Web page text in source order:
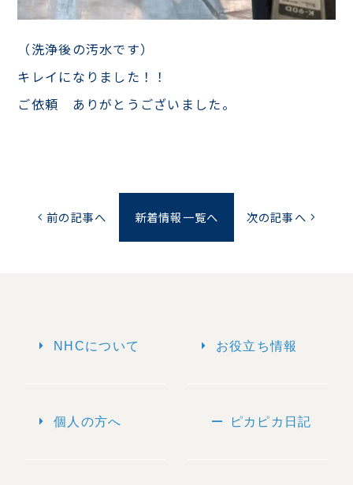
（洗浄後の汚水です）
キレイになりました！！
ご依頼 ありがとうございました。
chevron_left 前の記事へ 新着情報一覧へ 次の記事へ chevron_right
arrow_right NHCについて
arrow_right 個人の方へ
arrow_right お役立ち情報
remove ピカピカ日記